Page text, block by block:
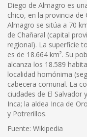
Diego de Almagro es
chico, en la provincia de
Almagro se sitúa a 70
de Chañaral (capital
regional). La superficie
es de 18.664 km². Su
alcanza los 18.589
localidad homónima
cabecera comunal. La
ciudades de El
Inca; la aldea Inca de
y Potrerillos.
Fuente: Wikipedia